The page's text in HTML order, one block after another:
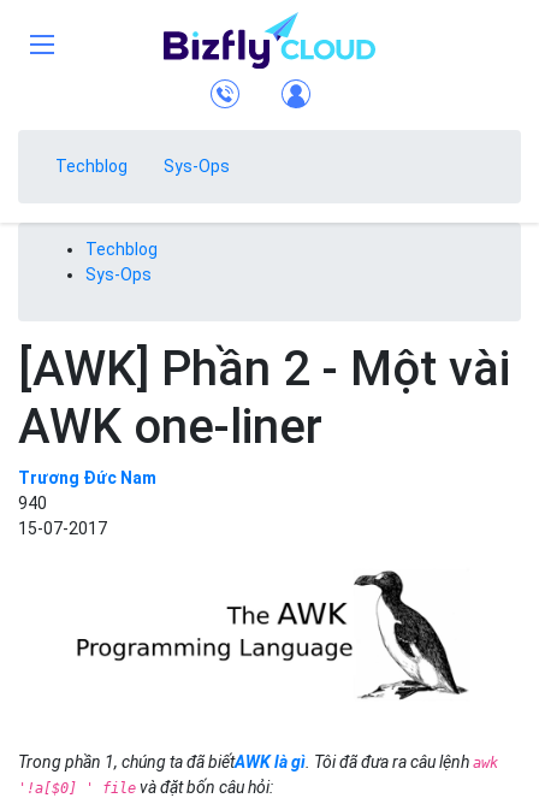
Techblog Sys-Ops
Techblog
Sys-Ops
[AWK] Phần 2 - Một vài
AWK one-liner
Trương Đức Nam
940
15-07-2017
Trongphần 1, chúng ta đã biếtAWK là gì . Tôi đã đưa ra câu lệnh awk
'!a[$0] ' file và đặt bốn câu hỏi: